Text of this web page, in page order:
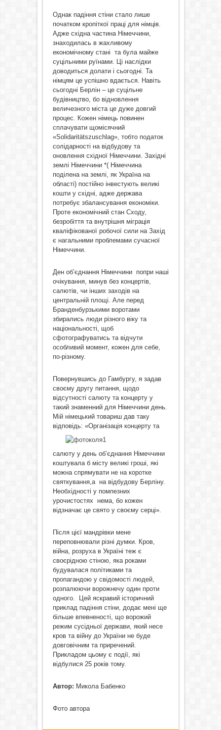
Однак падіння стіни стало лише
початком кропіткої праці для німців.
Адже східна частина Німеччини,
знаходилась в жахливому
економічному стані та була майже
суцільними руїнами. Ці наслідки
доводиться долати і сьогодні. Та
німцям це успішно вдається. Навіть
сьогодні Берлін – це суцільне
будівництво, бо відновлення
величезного міста це дуже довгий
процес. Кожен німець повинен
сплачувати щомісячний
«Solidaritätszuschlag», тобто податок
солідарності на відбудову та
оновлення східної Німеччини. Західні
землі Німеччини *( Німеччина
поділена на землі, як Україна на
області) постійно інвестують великі
кошти у східні, адже держава
потребує збалансування економіки.
Проте економічний стан Сходу,
безробіття та внутрішня міграція
кваліфікованої робочої сили на Захід
є нагальними проблемами сучасної
Німеччини.
Ден об’єднання Німеччини попри наші
очікування, минув без концертів,
салютів, чи інших заходів на
центральній площі. Але перед
Бранденбурзькими воротами
збирались люди різного віку та
національності, щоб
сфотографуватись та відчути
особливий момент, кожен для себе,
по-різному.
Повернувшись до Гамбургу, я задав
своєму другу питання, щодо
відсутності салюту та концерту у
такий знаменний для Німеччини день.
Мій німецький товариш дав таку
відповідь: «Організація концертута
салюту у день об’єднання Німеччини
коштувала б місту великі гроші, які
можна спрямувати не на коротке
святкування,а на відбудову Берліну.
Необхідності у помпезних
урочистостях нема, бо кожен
відзначає це свято у своєму серці».
Після цієї мандрівки мене
переповнювали різні думки. Кров,
війна, розруха в Україні теж є
своєрідною стіною, яка роками
будувалася політиками та
пропагандою у свідомості людей,
розпалюючи ворожнечу один проти
одного. Цей яскравий історичний
приклад падіння стіни, додає мені ще
більше впевненості, що ворожий
режим сусідньої держави, який несе
кров та війну до України не буде
довговічним та приречений.
Прикладом цьому є події, які
відбулися 25 років тому.
Автор: Микола Бабенко
Фото автора